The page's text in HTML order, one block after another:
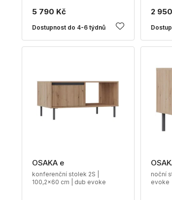
5 790 Kč
Dostupnost do 4-6 týdnů
2
OSAKA e
konferenční stolek 2S |
100,2x60 cm | dub evoke
noční
evoke